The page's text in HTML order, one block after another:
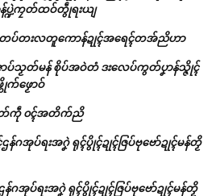
ဌာန်ပရိုၚ်ဗၠးၜးမန်
)
ပ္ဍဲကၠတ်ထဝ်တွဵုရးယျ
ပ်တးလတူကောန်ဍုၚ်အရေၚ်တအ်ညိဟာ
ာပ်သၟတ်မန် စိုပ်အဝဲတံ ဒးလေပ်ကွတ်ပၞာန်သ္ဇိုၚ်
က်ဖၟောဝ်
တ်ကဵု ၀ၚ်အတိက်ညိ
ဌန်ဂအုပ်ရးအဂၞဲ ရုၚ်ပွိုၚ်ဍုၚ်ဇြပ်ဗုဗော်ဍုၚ်မန်တၟိ
န်ဂအုပ်ရးအဂၞဲ ရုၚ်ပွိုၚ်ဍုၚ်ဇြပ်ဗုဗော်ဍုၚ်မန်တၟိ